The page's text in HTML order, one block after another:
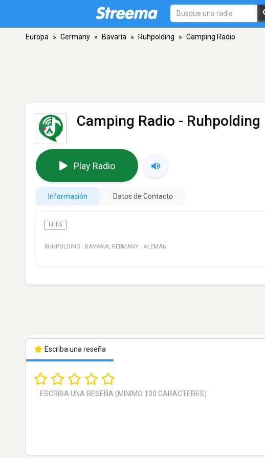
Europa » Germany » Bavaria » Ruhpolding » Camping Radio
Camping Radio - Ruhpolding
Play Radio
Información Datos de Contacto
HITS
RUHPOLDING · BAVARIA, GERMANY · ALEMÁN
Escriba una reseña